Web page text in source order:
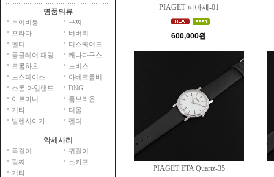
명품의류
루이비통
구찌
프라다
버버리
펜디
디스퀘어드
몽클레어 패딩
캐나다구스
크롬하츠
노비스
노스페이스
아베크롬비
스톤 아일랜드
DNG
아르마니
톰브라운
기타
디올
발렌시아가
펜디
악세사리
목걸이
귀걸이
팔찌
스카프
기타
PIAGET 피아제-01
600,000원
PIAGET ETA Quartz-35